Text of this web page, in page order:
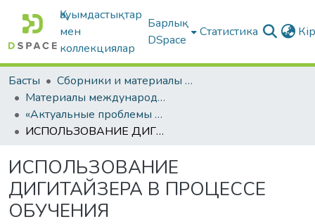
Қауымдастықтар
мен
коллекциялар
Барлық
DSpace
Статистика
Басты
Сборники и материалы конференций
Материалы международных научно-практических конференций
«Актуальные проблемы современного образования»
ИСПОЛЬЗОВАНИЕ ДИГИТАЙЗЕРА В ПРОЦЕССЕ ОБУЧЕНИЯ
ИСПОЛЬЗОВАНИЕ
ДИГИТАЙЗЕРА В ПРОЦЕССЕ
ОБУЧЕНИЯ